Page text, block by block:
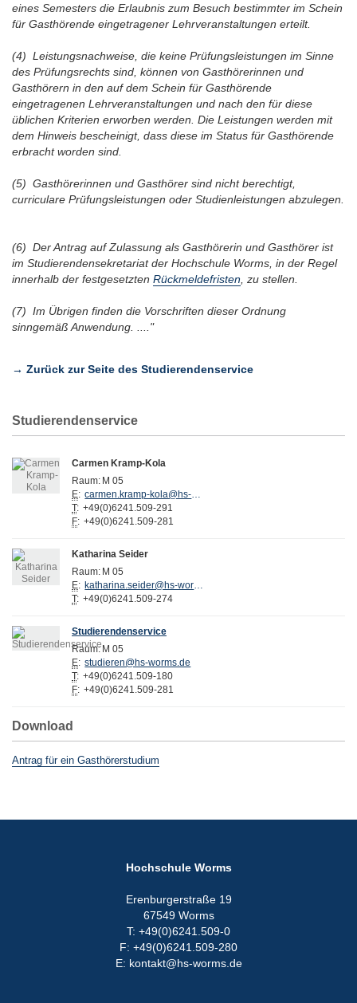
eines Semesters die Erlaubnis zum Besuch bestimmter im Schein
für Gasthörende eingetragener Lehrveranstaltungen erteilt.
(4) Leistungsnachweise, die keine Prüfungsleistungen im Sinne
des Prüfungsrechts sind, können von Gasthörerinnen und
Gasthörern in den auf dem Schein für Gasthörende
eingetragenen Lehrveranstaltungen und nach den für diese
üblichen Kriterien erworben werden. Die Leistungen werden mit
dem Hinweis bescheinigt, dass diese im Status für Gasthörende
erbracht worden sind.
(5) Gasthörerinnen und Gasthörer sind nicht berechtigt,
curriculare Prüfungsleistungen oder Studienleistungen abzulegen.
(6) Der Antrag auf Zulassung als Gasthörerin und Gasthörer ist
im Studierendensekretariat der Hochschule Worms, in der Regel
innerhalb der festgesetzten Rückmeldefristen , zu stellen.
(7) Im Übrigen finden die Vorschriften dieser Ordnung
sinngemäß Anwendung. ...."
→ Zurück zur Seite des Studierendenservice
Studierendenservice
Carmen Kramp-Kola
Raum: M 05
E:
carmen.kramp-kola@hs-worms.de
T: +49(0)6241.509-291
F: +49(0)6241.509-281
Katharina Seider
Raum: M 05
E:
katharina.seider@hs-worms.de
T: +49(0)6241.509-274
Studierendenservice
Raum: M 05
E: studieren@hs-worms.de
T: +49(0)6241.509-180
F: +49(0)6241.509-281
Download
Antrag für ein Gasthörerstudium
Hochschule Worms
Erenburgerstraße 19
67549 Worms
T: +49(0)6241.509-0
F: +49(0)6241.509-280
E: kontakt@hs-worms.de